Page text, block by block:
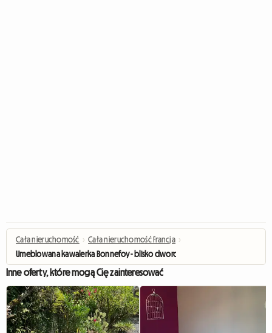
Cała nieruchomość › Cała nieruchomość Francja ›
Umeblowana kawalerka Bonnefoy - blisko dworca
Inne oferty, które mogą Cię zainteresować